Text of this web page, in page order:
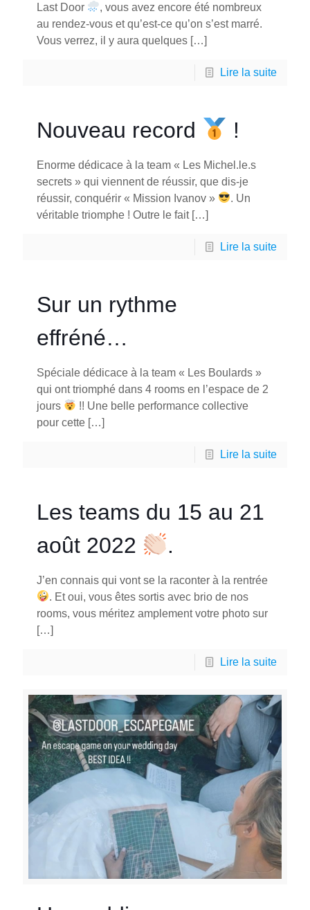
Last Door
, vous avez encore été nombreux
au rendez-vous et qu’est-ce qu’on s’est marré.
Vous verrez, il y aura quelques […]
Lire la suite
Nouveau record !
Enorme dédicace à la team « Les Michel.le.s
secrets » qui viennent de réussir, que dis-je
réussir, conquérir « Mission Ivanov »
. Un
véritable triomphe ! Outre le fait[…]
Lire la suite
Sur un rythme
effréné…
Spéciale dédicace à la team « Les Boulards »
qui ont triomphé dans 4 rooms en l’espace de 2
jours
!! Une belle performance collective
pour cette […]
Lire la suite
Les teams du 15 au 21
août 2022
.
J’en connais qui vont se la raconter à la rentrée
. Et oui, vous êtes sortis avec brio de nos
rooms, vous méritez amplement votre photo sur
[…]
Lire la suite